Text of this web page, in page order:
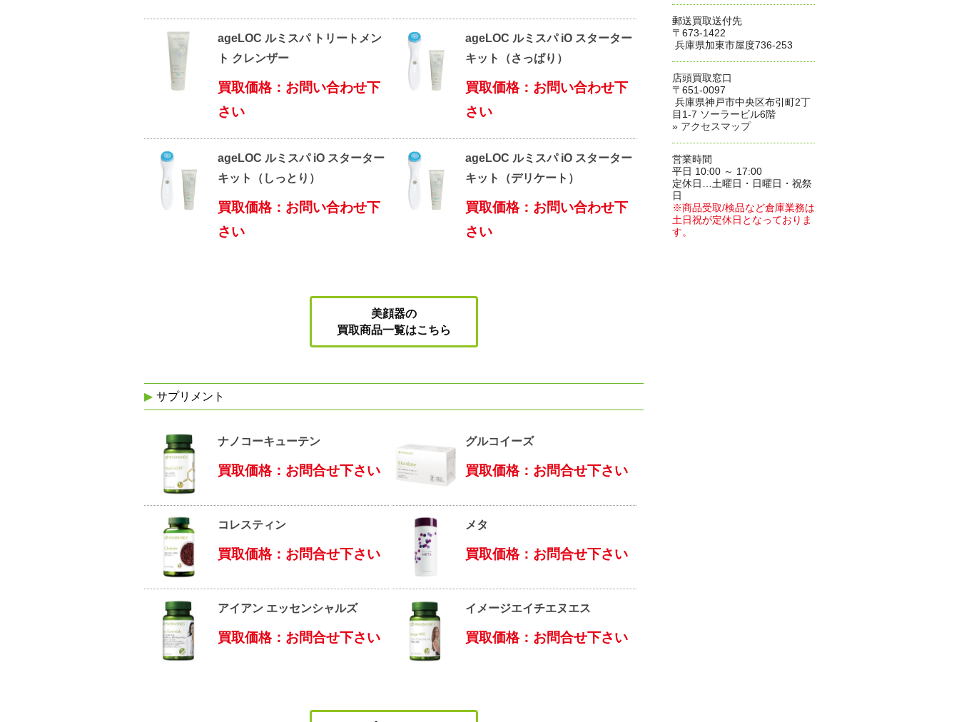
ageLOC ルミスパ トリートメン
ト クレンザー
買取価格：お問い合わせ下
さい
ageLOC ルミスパ iO スターター
キット（さっぱり）
買取価格：お問い合わせ下
さい
ageLOC ルミスパ iO スターター
キット（しっとり）
買取価格：お問い合わせ下
さい
ageLOC ルミスパ iO スターター
キット（デリケート）
買取価格：お問い合わせ下
さい
美顔器の
買取商品一覧はこちら
サプリメント
ナノコーキューテン
買取価格：お問合せ下さい
グルコイーズ
買取価格：お問合せ下さい
コレスティン
買取価格：お問合せ下さい
メタ
買取価格：お問合せ下さい
アイアン エッセンシャルズ
買取価格：お問合せ下さい
イメージエイチエヌエス
買取価格：お問合せ下さい
郵送買取送付先
〒673-1422
兵庫県加東市屋度736-253
店頭買取窓口
〒651-0097
兵庫県神戸市中央区布引町2丁
目1-7 ソーラービル6階
» アクセスマップ
営業時間
平日 10:00 ～ 17:00
定休日…土曜日・日曜日・祝祭
日
※商品受取/検品など倉庫業務は
土日祝が定休日となっておりま
す。